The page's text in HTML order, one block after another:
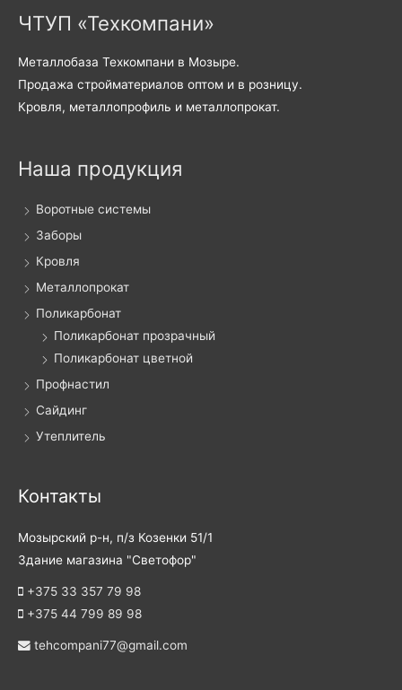
ЧТУП «Техкомпани»
Металлобаза Техкомпани в Мозыре.
Продажа стройматериалов оптом и в розницу.
Кровля, металлопрофиль и металлопрокат.
Наша продукция
Воротные системы
Заборы
Кровля
Металлопрокат
Поликарбонат
Поликарбонат прозрачный
Поликарбонат цветной
Профнастил
Сайдинг
Утеплитель
Контакты
Мозырский р-н, п/з Козенки 51/1
Здание магазина "Светофор"
+375 33 357 79 98
+375 44 799 89 98
tehcompani77@gmail.com